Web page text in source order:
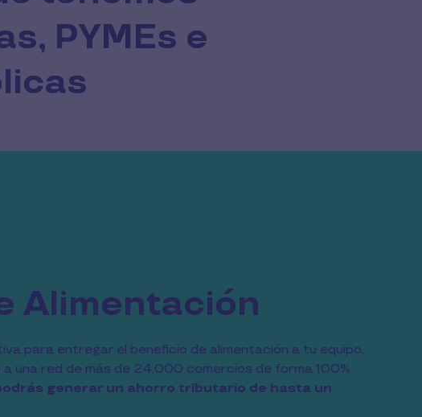
PYMEs e
Alimentación
para entregar el beneficio de alimentación a tu equipo,
una red de más de 24.000 comercios de forma 100%
generar un ahorro tributario de hasta un